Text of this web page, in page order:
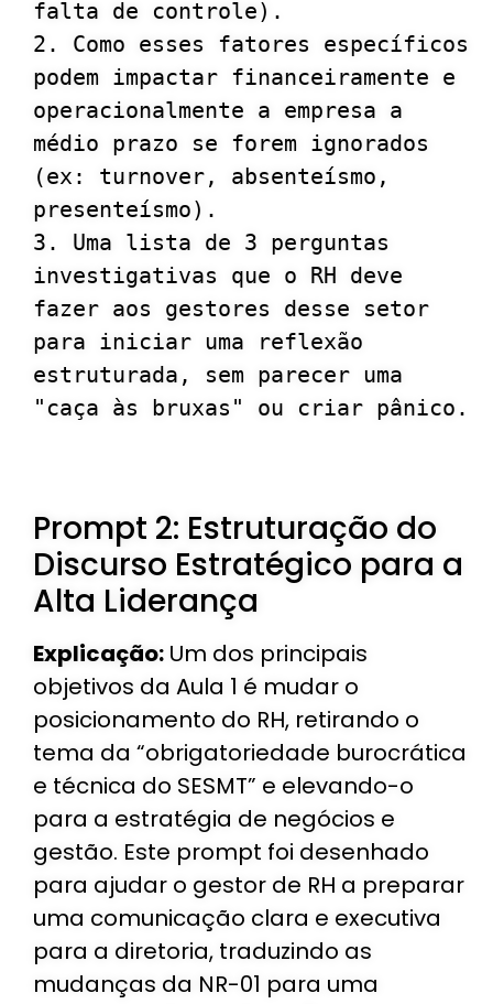
falta de controle).
2. Como esses fatores específicos
podem impactar financeiramente e
operacionalmente a empresa a
médio prazo se forem ignorados
(ex: turnover, absenteísmo,
presenteísmo).
3. Uma lista de 3 perguntas
investigativas que o RH deve
fazer aos gestores desse setor
para iniciar uma reflexão
estruturada, sem parecer uma
Prompt 2: Estruturação do
Discurso Estratégico para a
Alta Liderança
Explicação: Um dos principais
objetivos da Aula 1 é mudar o
posicionamento do RH, retirando o
tema da “obrigatoriedade burocrática
e técnica do SESMT” e elevando-o
para a estratégia de negócios e
gestão. Este prompt foi desenhado
para ajudar o gestor de RH a preparar
uma comunicação clara e executiva
para a diretoria, traduzindo as
mudanças da NR-01 para uma